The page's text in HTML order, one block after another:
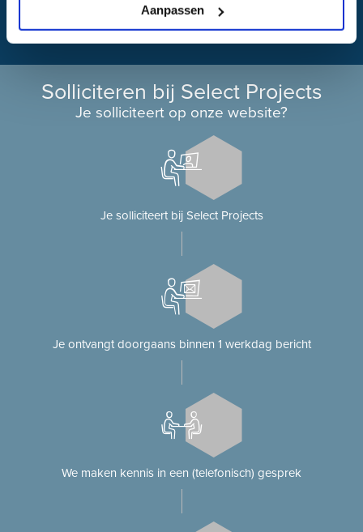
Aanpassen
Solliciteren bij Select Projects
Je solliciteert op onze website?
Je solliciteert bij Select Projects
Je ontvangt doorgaans binnen 1 werkdag bericht
We maken kennis in een (telefonisch) gesprek